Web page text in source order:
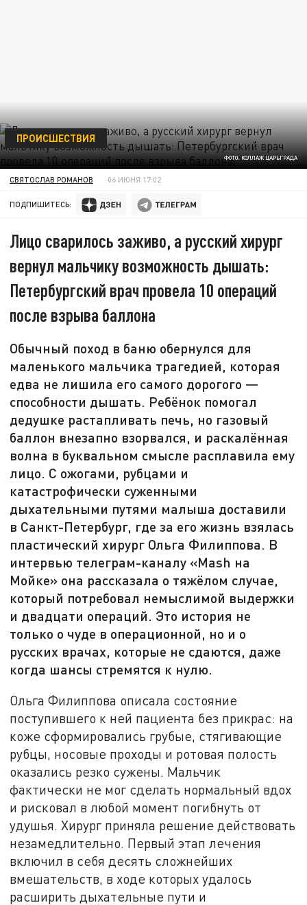
ФОТО: КОЛЛАЖ ЦАРЬГРАДА
ПРОИСШЕСТВИЯ
СВЯТОСЛАВ РОМАНОВ 06 ИЮНЯ 17:02
ПОДПИШИТЕСЬ:
Лицо сварилось заживо, а русский хирург
вернул мальчику возможность дышать:
Петербургский врач провела 10 операций
после взрыва баллона
Обычный поход в баню обернулся для
маленького мальчика трагедией, которая
едва не лишила его самого дорогого —
способности дышать. Ребёнок помогал
дедушке растапливать печь, но газовый
баллон внезапно взорвался, и раскалённая
волна в буквальном смысле расплавила ему
лицо. С ожогами, рубцами и
катастрофически суженными
дыхательными путями малыша доставили
в Санкт-Петербург, где за его жизнь взялась
пластический хирург Ольга Филиппова. В
интервью телеграм-каналу «Mash на
Мойке» она рассказала о тяжёлом случае,
который потребовал немыслимой выдержки
и двадцати операций. Это история не
только о чуде в операционной, но и о
русских врачах, которые не сдаются, даже
когда шансы стремятся к нулю.
Ольга Филиппова описала состояние
поступившего к ней пациента без прикрас: на
коже сформировались грубые, стягивающие
рубцы, носовые проходы и ротовая полость
оказались резко сужены. Мальчик
фактически не мог сделать нормальный вдох
и рисковал в любой момент погибнуть от
удушья. Хирург приняла решение действовать
незамедлительно. Первый этап лечения
включил в себя десять сложнейших
вмешательств, в ходе которых удалось
расширить дыхательные пути и